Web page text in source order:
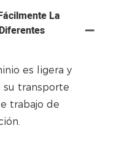
La
es ligera y
transporte
trabajo de